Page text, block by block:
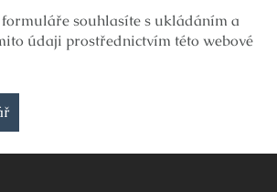
souhlasíte s ukládáním a
údaji prostřednictvím této webové